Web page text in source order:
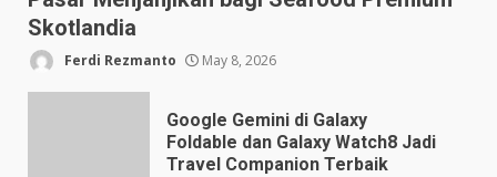
Skotlandia
Ferdi Rezmanto May 8, 2026
Google Gemini di Galaxy
Foldable dan Galaxy Watch8 Jadi
Travel Companion Terbaik